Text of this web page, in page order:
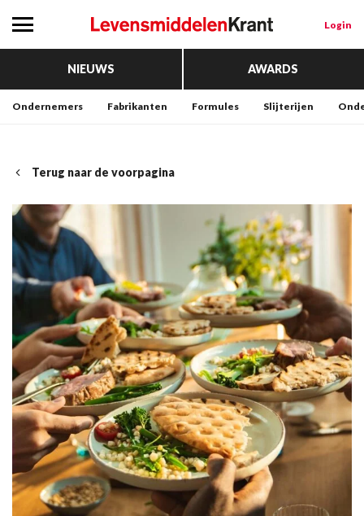
Login
NIEUWS AWARDS
Ondernemers Fabrikanten Formules Slijterijen
Terug naar de voorpagina